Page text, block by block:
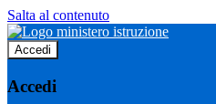
Salta al contenuto
Accedi
Accedi